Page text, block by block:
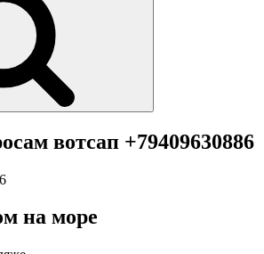
вотсап +79409630886
на море